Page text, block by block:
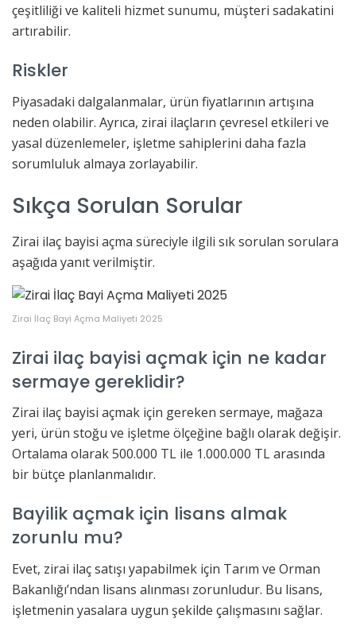
çeşitliliği ve kaliteli hizmet sunumu, müşteri sadakatini
artırabilir.
Riskler
Piyasadaki dalgalanmalar, ürün fiyatlarının artışına
neden olabilir. Ayrıca, zirai ilaçların çevresel etkileri ve
yasal düzenlemeler, işletme sahiplerini daha fazla
sorumluluk almaya zorlayabilir.
Sıkça Sorulan Sorular
Zirai ilaç bayisi açma süreciyle ilgili sık sorulan sorulara
aşağıda yanıt verilmiştir.
Zirai İlaç Bayi Açma Maliyeti 2025
Zirai ilaç bayisi açmak için ne kadar
sermaye gereklidir?
Zirai ilaç bayisi açmak için gereken sermaye, mağaza
yeri, ürün stoğu ve işletme ölçeğine bağlı olarak değişir.
Ortalama olarak 500.000 TL ile 1.000.000 TL arasında
bir bütçe planlanmalıdır.
Bayilik açmak için lisans almak
zorunlu mu?
Evet, zirai ilaç satışı yapabilmek için Tarım ve Orman
Bakanlığı’ndan lisans alınması zorunludur. Bu lisans,
işletmenin yasalara uygun şekilde çalışmasını sağlar.